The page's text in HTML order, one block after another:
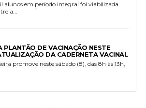
alunos em período integral foi viabilizada
a...
PLANTÃO DE VACINAÇÃO NESTE
DA CADERNETA VACINAL
promove neste sábado (8), das 8h às 13h,